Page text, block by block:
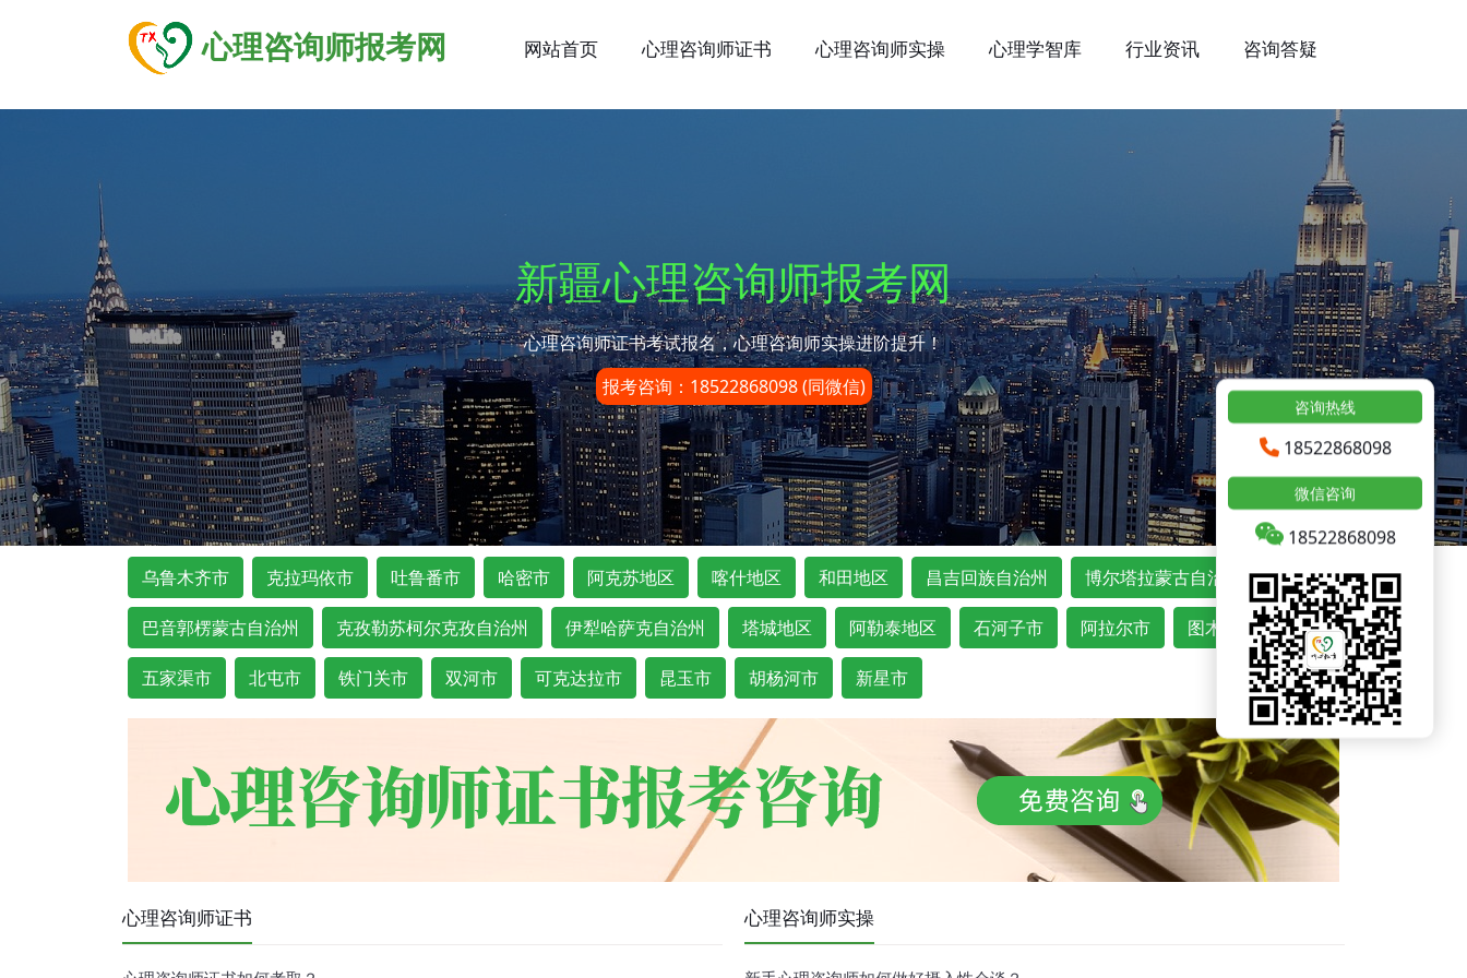
心理咨询师报考网 网站首页 心理咨询师证书 心理咨询师实操 心理学智库 行业资讯 咨询答疑
新疆心理咨询师报考网
心理咨询师证书考试报名，心理咨询师实操进阶提升！
报考咨询：18522868098 (同微信)
乌鲁木齐市 克拉玛依市 吐鲁番市 哈密市 阿克苏地区 喀什地区 和田地区 昌吉回族自治州 博尔塔拉蒙古自治州
巴音郭楞蒙古自治州 克孜勒苏柯尔克孜自治州 伊犁哈萨克自治州 塔城地区 阿勒泰地区 石河子市 阿拉尔市 图木舒克市
五家渠市 北屯市 铁门关市 双河市 可克达拉市 昆玉市 胡杨河市 新星市
心理咨询师证书 心理咨询师实操
咨询热线
18522868098
微信咨询
18522868098